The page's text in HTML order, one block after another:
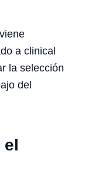
a clinical
la selección
del